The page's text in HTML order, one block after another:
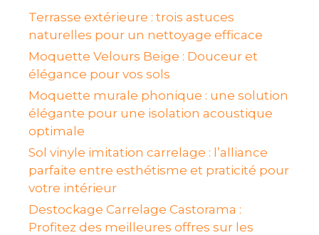
Terrasse extérieure : trois astuces
naturelles pour un nettoyage efficace
Moquette Velours Beige : Douceur et
élégance pour vos sols
Moquette murale phonique : une solution
élégante pour une isolation acoustique
optimale
Sol vinyle imitation carrelage : l’alliance
parfaite entre esthétisme et praticité pour
votre intérieur
Destockage Carrelage Castorama :
Profitez des meilleures offres sur les